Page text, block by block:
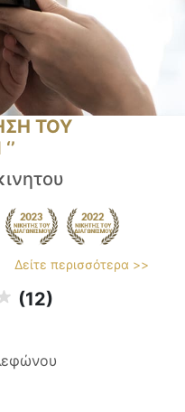
ΤΟΥ
Δείτε περισσότερα >>
(12)